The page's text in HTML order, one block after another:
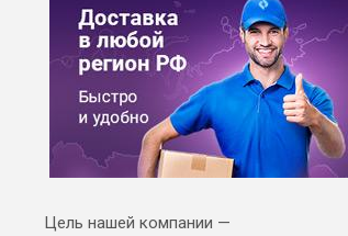
Цель нашей компании —